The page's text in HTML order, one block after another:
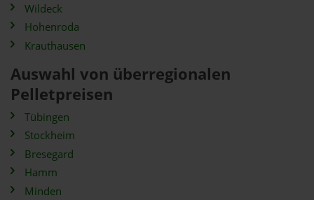
Wildeck
Hohenroda
Krauthausen
Auswahl von überregionalen
Pelletpreisen
Tübingen
Stockheim
Bresegard
Hamm
Minden